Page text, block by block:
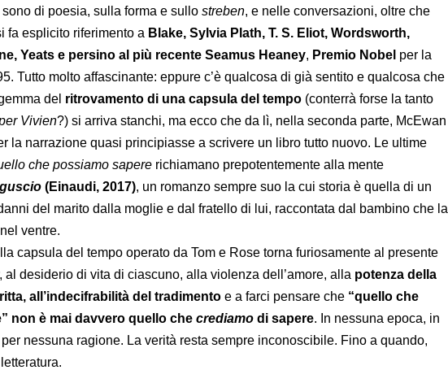
di poesia, sulla forma e sullo streben, e nelle conversazioni, oltre che
fa esplicito riferimento a Blake, Sylvia Plath, T. S. Eliot, Wordsworth,
Yeats e persino al più recente Seamus Heaney, Premio Nobel per la
Tutto molto affascinante: eppure c’è qualcosa di già sentito e qualcosa che
del ritrovamento di una capsula del tempo (conterrà forse la tanto
Vivien?) si arriva stanchi, ma ecco che da lì, nella seconda parte, McEwan
la narrazione quasi principiasse a scrivere un libro tutto nuovo. Le ultime
che possiamo sapere richiamano prepotentemente alla mente
(Einaudi, 2017), un romanzo sempre suo la cui storia è quella di un
del marito dalla moglie e dal fratello di lui, raccontata dal bambino che la
ventre.
capsula del tempo operato da Tom e Rose torna furiosamente al presente
al desiderio di vita di ciascuno, alla violenza dell’amore, alla potenza della
all’indecifrabilità del tradimento e a farci pensare che “quello che
non è mai davvero quello che crediamo di sapere. In nessuna epoca, in
nessuna ragione. La verità resta sempre inconoscibile. Fino a quando,